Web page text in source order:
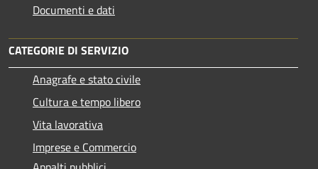
Documenti e dati
CATEGORIE DI SERVIZIO
Anagrafe e stato civile
Cultura e tempo libero
Vita lavorativa
Imprese e Commercio